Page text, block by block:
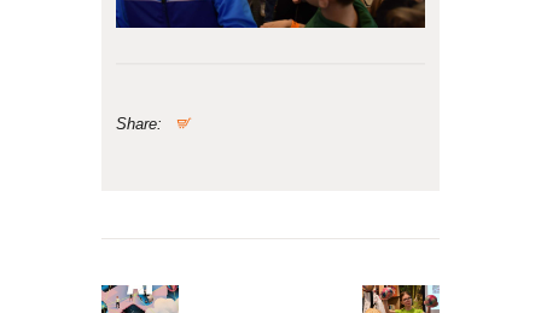
Share:
wpisu